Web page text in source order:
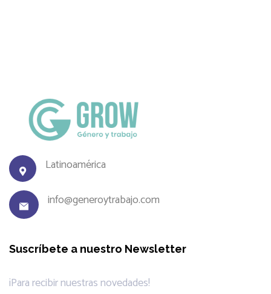
Latinoamérica
info@generoytrabajo.com
Suscríbete a nuestro Newsletter
¡Para recibir nuestras novedades!